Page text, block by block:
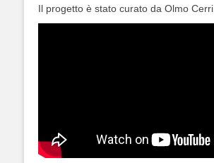
Il progetto è stato curato da Olmo Cerri.